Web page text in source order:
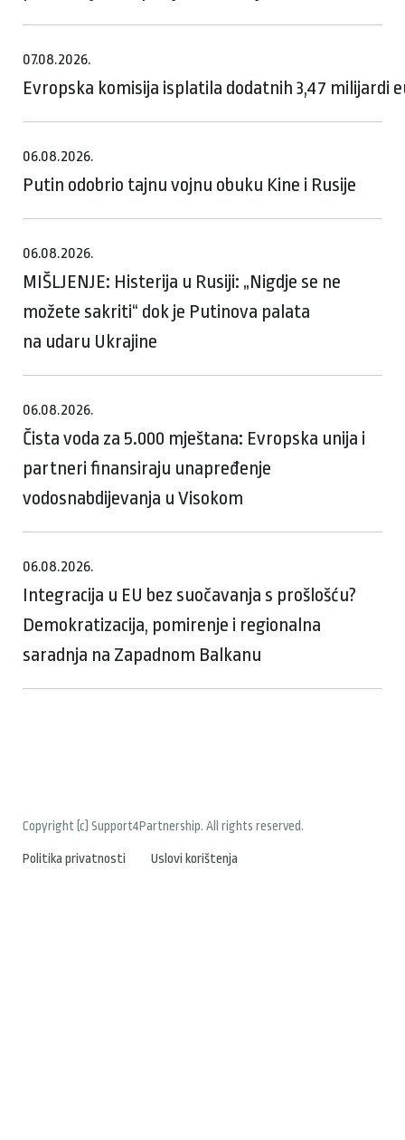
07.08.2026.
Evropska komisija isplatila dodatnih 3,47 milijardi
06.08.2026.
Putin odobrio tajnu vojnu obuku Kine i Rusije
06.08.2026.
MIŠLJENJE: Histerija u Rusiji: „Nigdje se ne
možete sakriti“ dok je Putinova palata
na udaru Ukrajine
06.08.2026.
Čista voda za 5.000 mještana: Evropska unija i
partneri finansiraju unapređenje
vodosnabdijevanja u Visokom
06.08.2026.
Integracija u EU bez suočavanja s prošlošću?
Demokratizacija, pomirenje i regionalna
saradnja na Zapadnom Balkanu
Copyright (c) Support4Partnership. All rights reserved.
Politika privatnosti Uslovi korištenja